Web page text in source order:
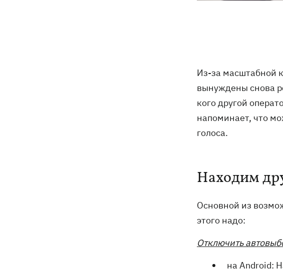
Из-за масштабной
вынуждены снова
кого другой
напоминает, что
голоса.
Находим
Основной из
этого надо:
Отключить
на Android: